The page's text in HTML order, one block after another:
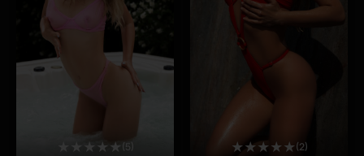
★ ★ ★ ★ (5) ★ ★★★ ★ (2)